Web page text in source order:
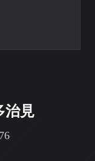
治見